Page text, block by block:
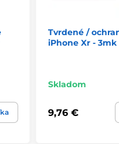
Tvrdené /
iPhone Xr -
Skladom
9,76 €